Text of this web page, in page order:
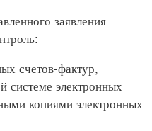
заявления
счетов-фактур,
электронных
копиями электронных